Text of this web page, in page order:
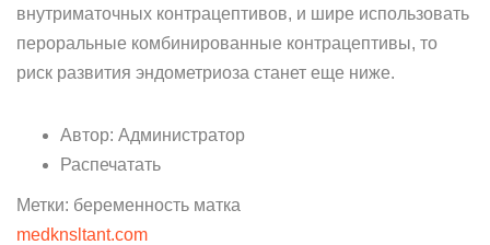
внутриматочных контрацептивов, и шире использовать
пероральные комбинированные контрацептивы, то
риск развития эндометриоза станет еще ниже.
Автор: Администратор
Распечатать
Метки: беременность матка
medknsltant.com